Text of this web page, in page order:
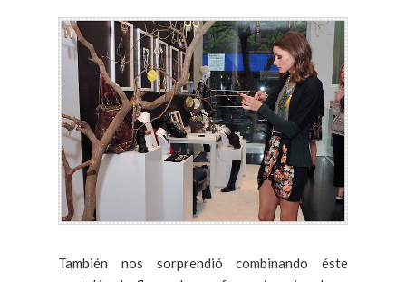
También nos sorprendió combinando éste